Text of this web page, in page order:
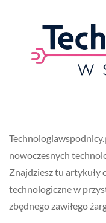
nowoczesnych
Znajdziesz tu artykuły
technologiczne w
zbędnego zawiłego